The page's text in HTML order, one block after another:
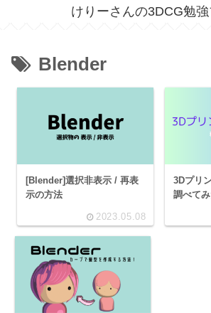
けりーさんの3DCG勉
Blender
[Blender]選択非表示 / 再表
示の方法
2023.05.08
3Dプリ
調べて